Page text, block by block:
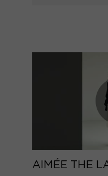
AIMÉE THE